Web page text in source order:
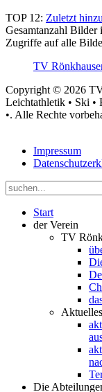
TOP 12: Zuletzt
Gesamtanzahl Bilder
Zugriffe auf alle
TV
Copyright © 2026 TV
Leichtathletik • Ski •
•. Alle Rechte
Impressum
Start
der Verein
TV
Aktuelles
Die